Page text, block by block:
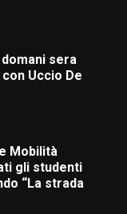
sera
Uccio De
Mobilità
gli studenti
“La strada